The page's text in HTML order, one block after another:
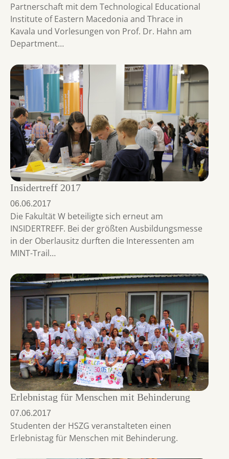
Partnerschaft mit dem Technological Educational
Institute of Eastern Macedonia and Thrace in
Kavala und Vorlesungen von Prof. Dr. Hahn am
Department…
Insidertreff 2017
06.06.2017
Die Fakultät W beteiligte sich erneut am
INSIDERTREFF. Bei der größten Ausbildungsmesse
in der Oberlausitz durften die Interessenten am
MINT-Trail…
Erlebnistag für Menschen mit Behinderung
07.06.2017
Studenten der HSZG veranstalteten einen
Erlebnistag für Menschen mit Behinderung.